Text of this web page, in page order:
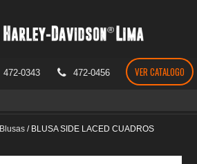
472-0343 472-0456 VER CATALOGO
Blusas / BLUSA SIDE LACED CUADROS